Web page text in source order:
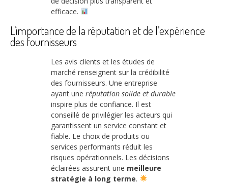
efficace.
L’importance de la réputation et de l’expérience
des fournisseurs
Les avis clients et les études de
marché renseignent sur la crédibilité
des fournisseurs. Une entreprise
ayant une réputation solide et durable
inspire plus de confiance. Il est
conseillé de privilégier les acteurs qui
garantissent un service constant et
fiable. Le choix de produits ou
services performants réduit les
risques opérationnels. Les décisions
éclairées assurent une meilleure
stratégie à long terme.